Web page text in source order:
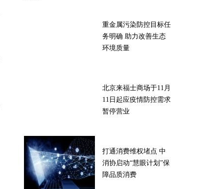
重金属污染防控目标任
务明确 助力改善生态
环境质量
北京来福士商场于11月
11日起应疫情防控需求
暂停营业
打通消费维权堵点 中
消协启动“慧眼计划”保
障品质消费